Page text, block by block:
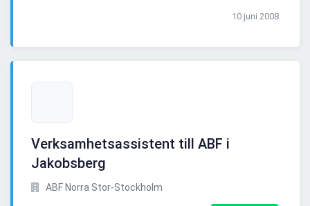
10 juni 2008
Verksamhetsassistent till ABF i
Jakobsberg
ABF Norra Stor-Stockholm